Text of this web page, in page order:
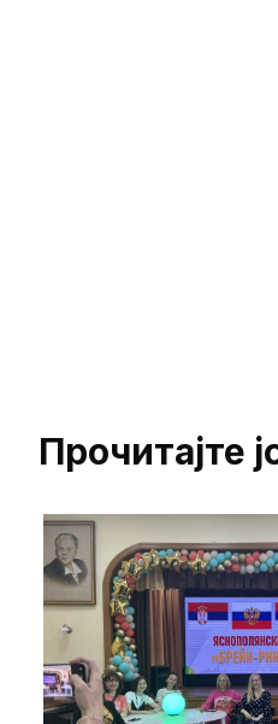
Прочитајте